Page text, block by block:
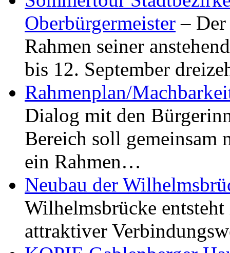
Oberbürgermeister –
Rahmen seiner
bis 12. September
Rahmenplan/
Dialog mit den
Bereich soll gemeinsam
ein Rahmen…
Neubau der
Wilhelmsbrücke
attraktiver